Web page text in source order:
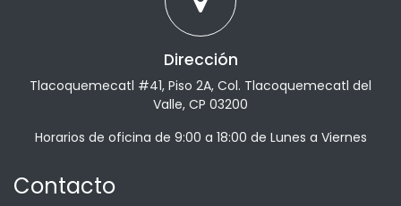
Dirección
Tlacoquemecatl #41, Piso 2A, Col. Tlacoquemecatl del
Valle, CP 03200
Horarios de oficina de 9:00 a 18:00 de Lunes a Viernes
Contacto